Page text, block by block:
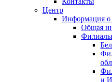
Центр
Информация о
Общая
Филиалы
и